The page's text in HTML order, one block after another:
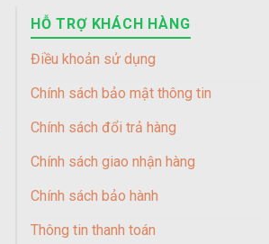
HỖ TRỢ KHÁCH HÀNG
Điều khoản sử dụng
Chính sách bảo mật thông tin
Chính sách đổi trả hàng
Chính sách giao nhận hàng
Chính sách bảo hành
Thông tin thanh toán